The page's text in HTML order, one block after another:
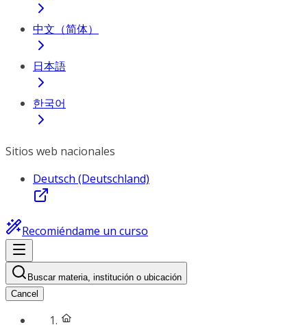
中文（简体）
日本語
한국어
Sitios web nacionales
Deutsch (Deutschland)
Recomiéndame un curso
Buscar materia, institución o ubicación
Cancel